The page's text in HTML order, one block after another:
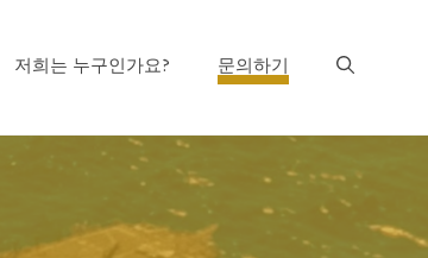
저희는 누구인가요? 문의하기